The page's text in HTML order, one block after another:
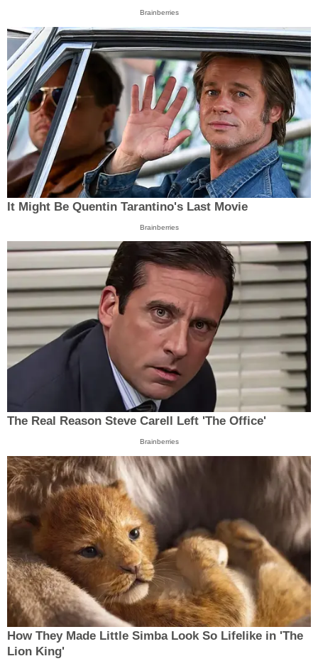
Brainberries
It Might Be Quentin Tarantino's Last Movie
Brainberries
The Real Reason Steve Carell Left 'The Office'
Brainberries
How They Made Little Simba Look So Lifelike in 'The
Lion King'